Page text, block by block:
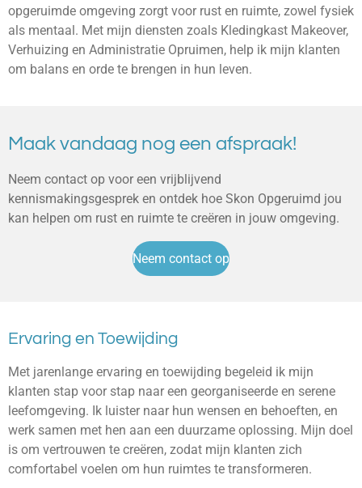
opgeruimde omgeving zorgt voor rust en ruimte, zowel fysiek
als mentaal. Met mijn diensten zoals Kledingkast Makeover,
Verhuizing en Administratie Opruimen, help ik mijn klanten
om balans en orde te brengen in hun leven.
Maak vandaag nog een afspraak!
Neem contact op voor een vrijblijvend
kennismakingsgesprek en ontdek hoe Skon Opgeruimd jou
kan helpen om rust en ruimte te creëren in jouw omgeving.
Neem contact op
Ervaring en Toewijding
Met jarenlange ervaring en toewijding begeleid ik mijn
klanten stap voor stap naar een georganiseerde en serene
leefomgeving. Ik luister naar hun wensen en behoeften, en
werk samen met hen aan een duurzame oplossing. Mijn doel
is om vertrouwen te creëren, zodat mijn klanten zich
comfortabel voelen om hun ruimtes te transformeren.